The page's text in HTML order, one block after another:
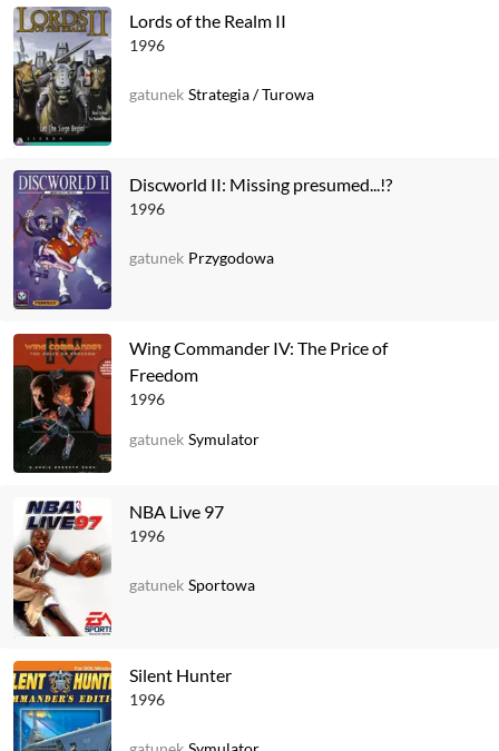
Lords of the Realm II
1996
gatunek Strategia/Turowa
Discworld II: Missing presumed...!?
1996
gatunek Przygodowa
Wing Commander IV: The Price of
Freedom
1996
gatunek Symulator
NBA Live 97
1996
gatunek Sportowa
Silent Hunter
1996